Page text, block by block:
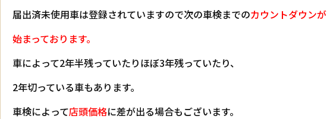
届出済未使用車は登録されていますので次の車検までのカウントダウンが
始まっております。
車によって2年半残っていたりほぼ3年残っていたり、
2年切っている車もあります。
車検によって店頭価格に差が出る場合もございます。